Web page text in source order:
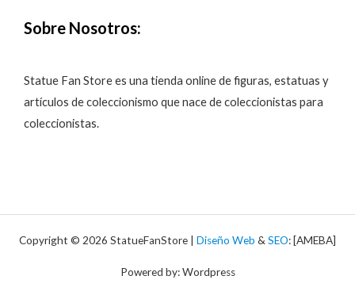
Sobre Nosotros:
Statue Fan Store es una tienda online de figuras, estatuas y
artículos de coleccionismo que nace de coleccionistas para
coleccionistas.
Copyright © 2026 StatueFanStore | Diseño Web & SEO: [AMEBA]
Powered by: Wordpress